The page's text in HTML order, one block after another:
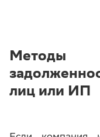
лиц или ИП